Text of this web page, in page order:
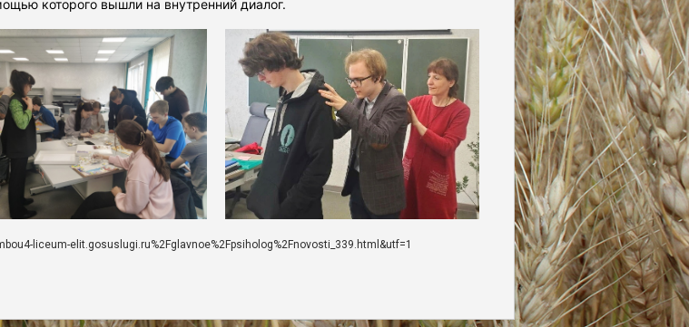
которого вышли на внутренний диалог.
liceum-elit.gosuslugi.ru%2Fglavnoe%2Fpsiholog%2Fnovosti_339.html&utf=1